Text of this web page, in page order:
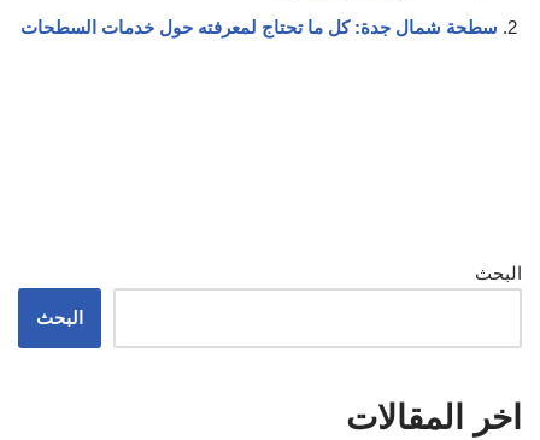
سطحة شمال جدة: كل ما تحتاج لمعرفته حول خدمات السطحات
البحث
البحث
اخر المقالات